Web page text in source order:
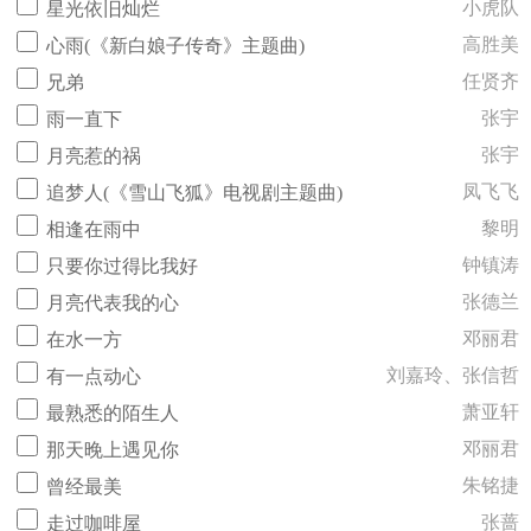
星光依旧灿烂
小虎队
心雨(《新白娘子传奇》主题曲)
高胜美
兄弟
任贤齐
雨一直下
张宇
月亮惹的祸
张宇
追梦人(《雪山飞狐》电视剧主题曲)
凤飞飞
相逢在雨中
黎明
只要你过得比我好
钟镇涛
月亮代表我的心
张德兰
在水一方
邓丽君
有一点动心
刘嘉玲、张信哲
最熟悉的陌生人
萧亚轩
那天晚上遇见你
邓丽君
曾经最美
朱铭捷
走过咖啡屋
张蔷